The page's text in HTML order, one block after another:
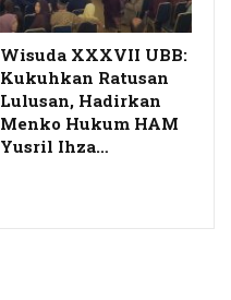
Wisuda XXXVII UBB:
Kukuhkan Ratusan
Lulusan, Hadirkan
Menko Hukum HAM
Yusril Ihza…